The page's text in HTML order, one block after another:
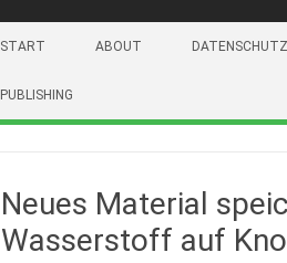
START ABOUT
PUBLISHING
Neues Material
Wasserstoff auf